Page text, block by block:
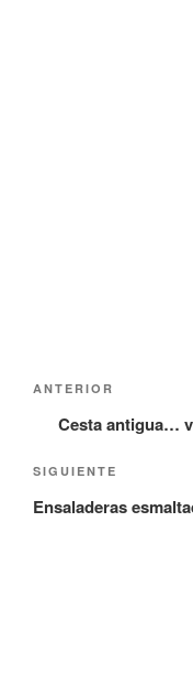
entradas
Entrada
anterior:
ANTERIOR
Cesta antigua…
Siguiente
entrada
SIGUIENTE
Ensaladeras